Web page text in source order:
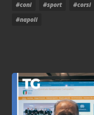
#coni #sport #corsi
#napoli